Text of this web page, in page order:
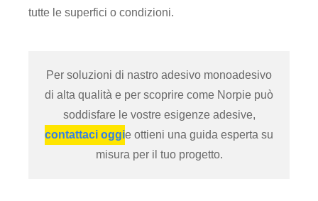
tutte le superfici o condizioni.
Per soluzioni di nastro adesivo monoadesivo
di alta qualità e per scoprire come Norpie può
soddisfare le vostre esigenze adesive,
contattaci oggie ottieni una guida esperta su
misura per il tuo progetto.